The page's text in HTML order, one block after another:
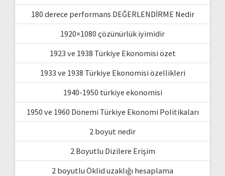
180 derece performans DEĞERLENDİRME Nedir
1920×1080 çözünürlük iyimidir
1923 ve 1938 Türkiye Ekonomisi özet
1933 ve 1938 Türkiye Ekonomisi özellikleri
1940-1950 türkiye ekonomisi
1950 ve 1960 Dönemi Türkiye Ekonomi Politikaları
2 boyut nedir
2 Boyutlu Dizilere Erişim
2 boyutlu Öklid uzaklığı hesaplama